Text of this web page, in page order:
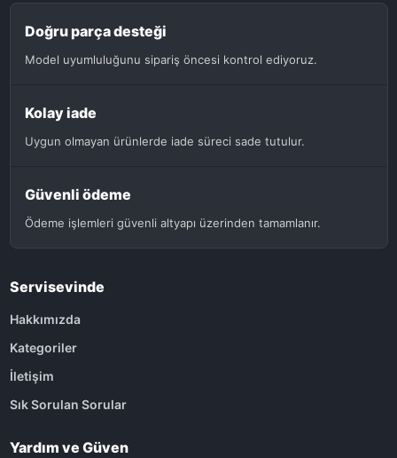
Doğru parça desteği
Model uyumluluğunu sipariş öncesi kontrol ediyoruz.
Kolay iade
Uygun olmayan ürünlerde iade süreci sade tutulur.
Güvenli ödeme
Ödeme işlemleri güvenli altyapı üzerinden tamamlanır.
Servisevinde
Hakkımızda
Kategoriler
İletişim
Sık Sorulan Sorular
Yardım ve Güven